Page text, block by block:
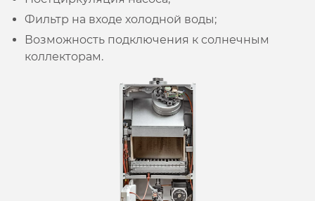
Фильтр на входе холодной воды;
Возможность подключения к солнечным
коллекторам.